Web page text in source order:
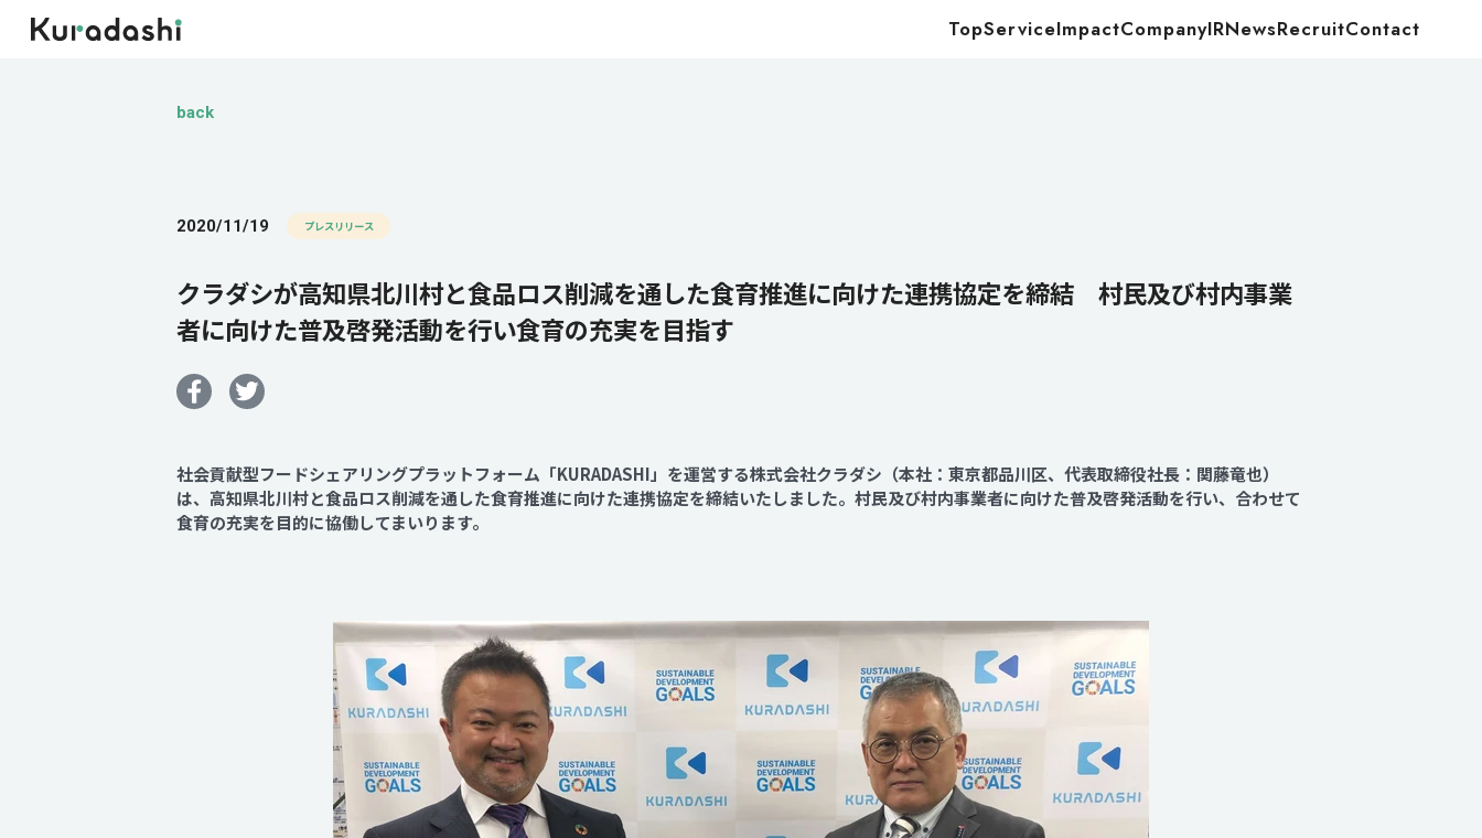
TopServiceImpactCompanyIRNewsRecruitContact
IR
back
2020/11/19 プレスリリース
クラダシが高知県北川村と食品ロス削減を通した食育推進に向けた連携協定を締結 村民及び村内事業
者に向けた普及啓発活動を行い食育の充実を目指す
社会貢献型フードシェアリングプラットフォーム「KURADASHI」を運営する株式会社クラダシ（本社：東京都品川区、代表取締役社長：関藤竜也）
は、高知県北川村と食品ロス削減を通した食育推進に向けた連携協定を締結いたしました。村民及び村内事業者に向けた普及啓発活動を行い、合わせて
食育の充実を目的に協働してまいります。